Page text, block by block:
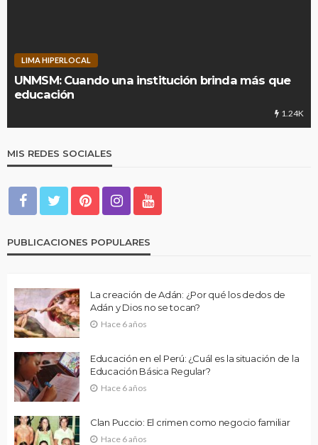
LIMA HIPERLOCAL
UNMSM: Cuando una institución brinda más que
educación
1.24K
MIS REDES SOCIALES
PUBLICACIONES POPULARES
La creación de Adán: ¿Por qué los dedos de
Adán y Dios no se tocan?
Hace 6 años
Educación en el Perú: ¿Cuál es la situación de la
Educación Básica Regular?
Hace 6 años
Clan Puccio: El crimen como negocio familiar
Hace 6 años